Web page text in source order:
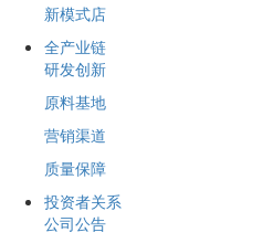
新模式店
全产业链
研发创新
原料基地
营销渠道
质量保障
投资者关系
公司公告